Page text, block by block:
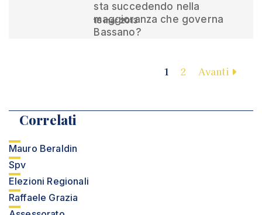
sta succedendo nella
maggioranza che governa
Bassano?
15 mar 2013
1 2 Avanti
Correlati
Mauro Beraldin
Spv
Elezioni Regionali
Raffaele Grazia